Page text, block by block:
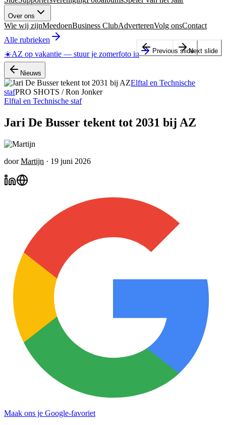
Over ons
Wie wij zijnMeedoenBusiness ClubAdverterenVolg onsContact
Alle rubrieken
☀️AZ op vakantie — stuur je zomerfoto in
Nieuws
Elftal en Technische
stafPRO SHOTS / Ron Jonker
Elftal en Technische staf
Jari De Busser tekent tot 2031 bij AZ
door Martijn · 19 juni 2026
Maak ons je Google-favoriet
Previous slideNext slide